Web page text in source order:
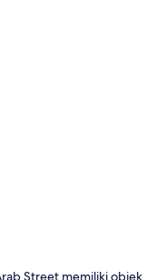
Street memiliki objek